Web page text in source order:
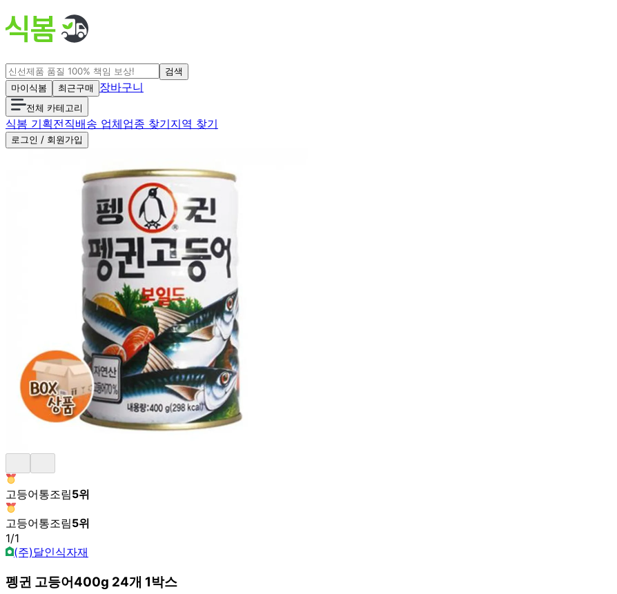
검색
마이식봄
최근구매 장바구니
전체 카테고리
식봄 기획전직배송 업체업종 찾기지역 찾기
로그인 / 회원가입
고등어통조림5위
고등어통조림5위
1/1
(주)달인식자재
펭귄 고등어400g 24개 1박스